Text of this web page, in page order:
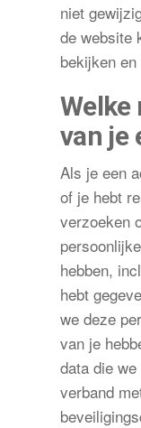
niet
de website
bekijken
Welke
van je
Als je een
of je hebt
verzoeken
hebben,
hebt
we deze
van je
data die
verband